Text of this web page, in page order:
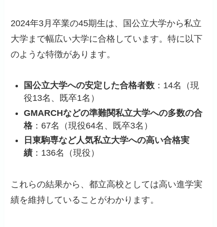
2024年3月卒業の45期生は、国公立大学から私立
大学まで幅広い大学に合格しています。特に以下
のような特徴があります。
国公立大学への安定した合格者数 ：14名（現
役13名、既卒1名）
GMARCHなどの準難関私立大学への多数の合
格：67名（現役64名、既卒3名）
日東駒専など人気私立大学への高い合格実
績 ：136名（現役）
これらの結果から、都立高校としては高い進学実
績を維持していることがわかります。